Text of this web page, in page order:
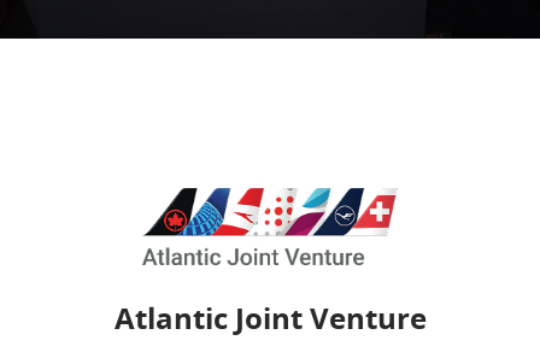
Atlantic Joint Venture